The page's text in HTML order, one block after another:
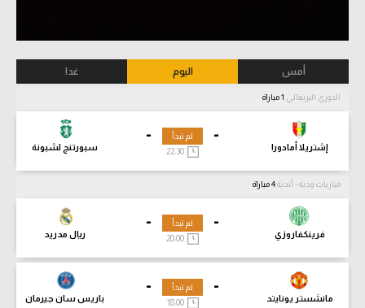
أمس اليوم غدا
الدوري البرتغالي
-
إشتريلا أمادورا
-
سبورتنج لشبونة
لم تبدأ
مباريات ودية - أندية
-
فرينكفاروزي
-
ريال مدريد
لم تبدأ
-
مانشستر يونايتد
-
باريس سان جيرمان
لم تبدأ
18:00